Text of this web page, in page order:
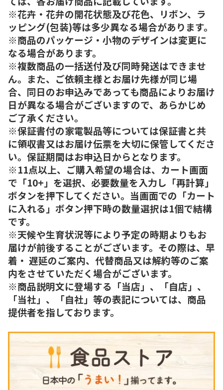
※花卉・花弁の開花状態及び花色、リボン、ラ
ッピング(包装)等は多少異なる場合があります。
※商品のパッケージ・小物のデザインは変更に
なる場合があります。
※複数商品の一括送付及び同時発送はできませ
ん。また、ご依頼主様とお届け先様が同じ場
合、同日のお申込みであっても商品によりお届け
日が異なる場合がございますので、あらかじめ
ご了承ください。
※保証書付の家電製品等については保証書と共
に領収書又はお届け伝票を大切に保管してくださ
い。保証期間はお申込日からとなります。
※11点以上、ご購入希望の場合は、カート画面
で「10+」を選択、必要数量を入力し「再計算」
ボタンを押下してください。当画面での「カート
に入れる」ボタン押下時の数量選択は1個で結構
です。
※天候や生育状況等により予定の時期よりもお
届けが前後することがございます。その際は、早
着・ 遅延のご案内、代替商品又は解約等のご案
内をさせていただく場合がございます。
※商品説明文に登場する「当店」、「自店」、
「当社」、「自社」等の表記については、商品
提供者を指しております。